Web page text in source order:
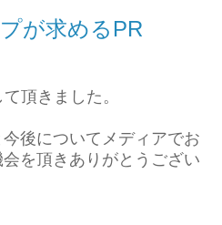
が求めるPR
頂きました。
後についてメディアでお
会を頂きありがとうござい